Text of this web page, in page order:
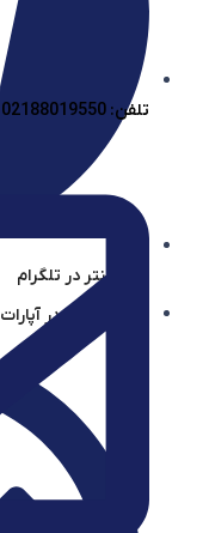
آیساسنتر در تلگرام
آیساسنتر در آپارات
تلفن: 02188019550